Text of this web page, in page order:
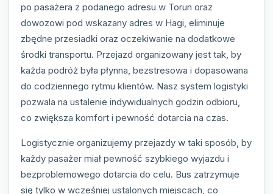
po pasażera z podanego adresu w Torun oraz
dowozowi pod wskazany adres w Hagi, eliminuje
zbędne przesiadki oraz oczekiwanie na dodatkowe
środki transportu. Przejazd organizowany jest tak, by
każda podróż była płynna, bezstresowa i dopasowana
do codziennego rytmu klientów. Nasz system logistyki
pozwala na ustalenie indywidualnych godzin odbioru,
co zwiększa komfort i pewność dotarcia na czas.
Logistycznie organizujemy przejazdy w taki sposób, by
każdy pasażer miał pewność szybkiego wyjazdu i
bezproblemowego dotarcia do celu. Bus zatrzymuje
się tylko w wcześniej ustalonych miejscach, co